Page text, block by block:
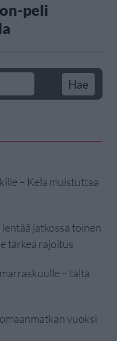
peli
– Kela muistuttaa
jatkossa toinen
tärkeä rajoitus
– tältä
vuoksi